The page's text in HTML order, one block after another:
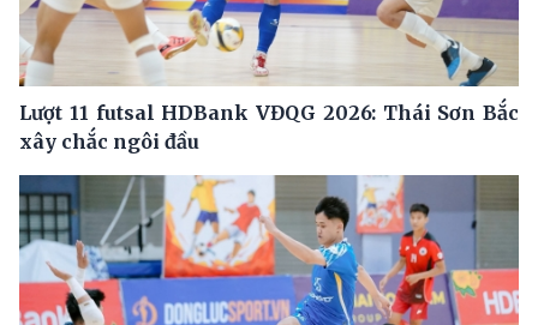
Lượt 11 futsal HDBank VĐQG 2026: Thái Sơn Bắc
xây chắc ngôi đầu